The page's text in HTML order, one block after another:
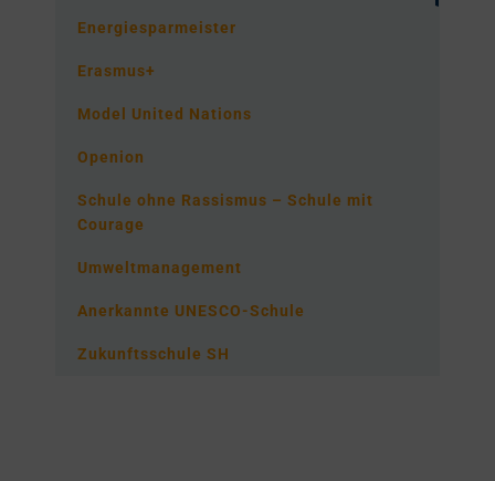
Energiesparmeister
Erasmus+
Model United Nations
Openion
Schule ohne Rassismus – Schule mit
Courage
Umweltmanagement
Anerkannte UNESCO-Schule
Zukunftsschule SH